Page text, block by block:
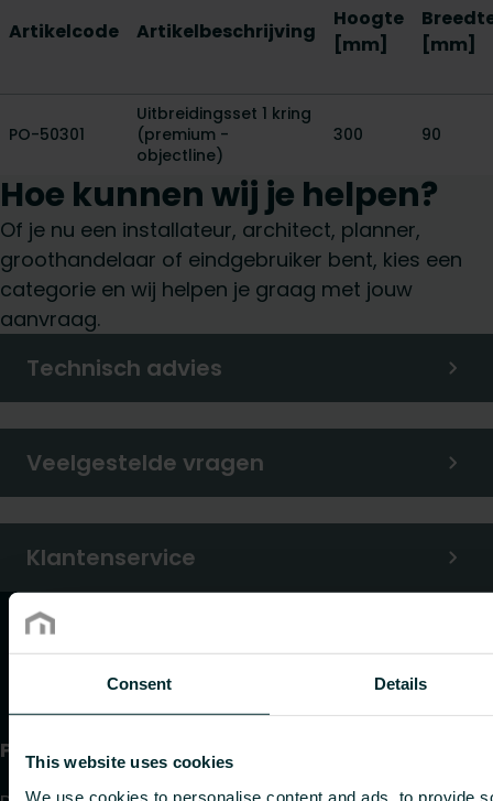
Consent Details
This website uses cookies
We use cookies to personalise content and ads, to provide
Artikelcode Artikelbeschrijving
Hoogte
[mm]
[mm]
PO-50301
Uitbreidingsset 1 kring
(premium -
objectline)
300 90
Hoe kunnen wij je helpen?
Of je nu een installateur, architect, planner,
groothandelaar of eindgebruiker bent, kies een
categorie en wij helpen je graag met jouw
aanvraag.
Technisch advies
Veelgestelde vragen
Klantenservice
Producten